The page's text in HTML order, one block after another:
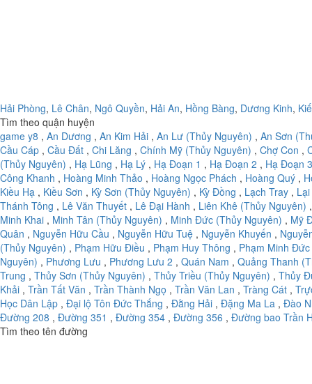
Hải Phòng, Lê Chân, Ngô Quyền, Hải An, Hồng Bàng, Dương Kinh,
Tìm theo quận huyện
game y8 , An Dương , An Kim Hải , An Lư (Thủy Nguyên) , An Sơn
Cầu Cáp , Cầu Đất , Chi Lăng , Chính Mỹ (Thủy Nguyên) , Chợ Con ,
(Thủy Nguyên) , Hạ Lũng , Hạ Lý , Hạ Đoạn 1 , Hạ Đoạn 2 , Hạ Đoạn 3
Công Khanh , Hoàng Minh Thảo , Hoàng Ngọc Phách , Hoàng Quý ,
Kiều Hạ , Kiều Sơn , Kỳ Sơn (Thủy Nguyên) , Kỳ Đồng , Lạch Tray ,
Thánh Tông , Lê Văn Thuyết , Lê Đại Hành , Liên Khê (Thủy Nguyên)
Minh Khai , Minh Tân (Thủy Nguyên) , Minh Đức (Thủy Nguyên) , Mỹ
Quân , Nguyễn Hữu Cầu , Nguyễn Hữu Tuệ , Nguyễn Khuyến ,
(Thủy Nguyên) , Phạm Hữu Điều , Phạm Huy Thông , Phạm Minh Đức
Nguyên) , Phương Lưu , Phương Lưu 2 , Quán Nam , Quảng Thanh
Trung , Thủy Sơn (Thủy Nguyên) , Thủy Triều (Thủy Nguyên) , Thủy
Khải , Trần Tất Văn , Trần Thành Ngọ , Trần Văn Lan , Tràng Cát ,
Học Dân Lập , Đại lộ Tôn Đức Thắng , Đằng Hải , Đặng Ma La , Đào
Đường 208 , Đường 351 , Đường 354 , Đường 356 , Đường bao Trần
Tìm theo tên đường